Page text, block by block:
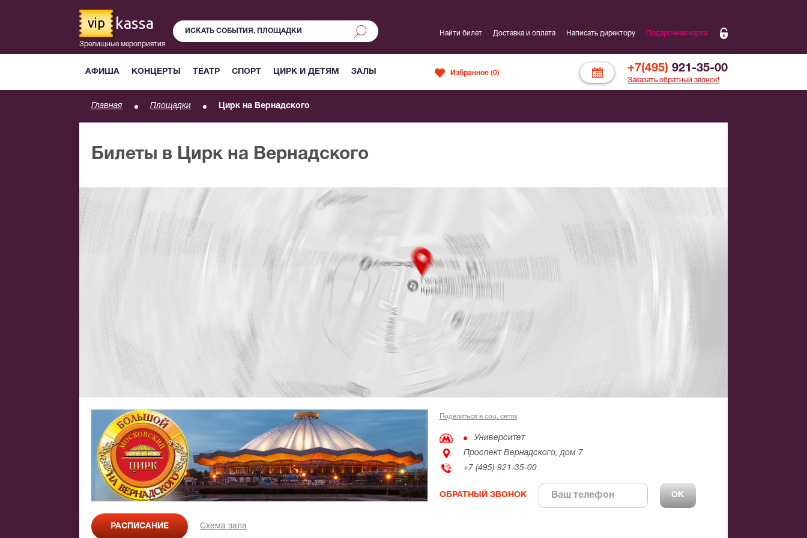
vip kassa
Зрелищные мероприятия
АФИША КОНЦЕРТЫ ТЕАТР СПОРТ ЦИРК И ДЕТЯМ ЗАЛЫ
Найти билет Доставка и оплата Написать директору Подарочная карта
+7(495) 921-35-00
Заказать обратный звонок!
Избранное (0)
Главная Площадки Цирк на Вернадского
Билеты в Цирк на Вернадского
Поделиться в соц. сетях
Университет
Проспект Вернадского, дом 7
+7 (495) 921-35-00
ОБРАТНЫЙ ЗВОНОК
РАСПИСАНИЕ Схема зала